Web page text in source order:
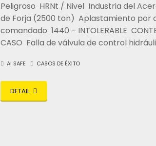
Peligroso HRNt / Nivel Industria del
de Forja (2500 ton) Aplastamiento por
comandado 1440 – INTOLERABLE
CASO Falla de válvula de control
AI SAFE CASOS DE ÉXITO
DETAIL